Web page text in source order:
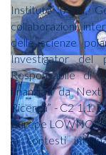
Institute (AWI,
collaborazioni
delle scienze
Investigator del
Responsabile di
finanziati da Next
Ricerca” - C2 1.1.
Europe
in contesti